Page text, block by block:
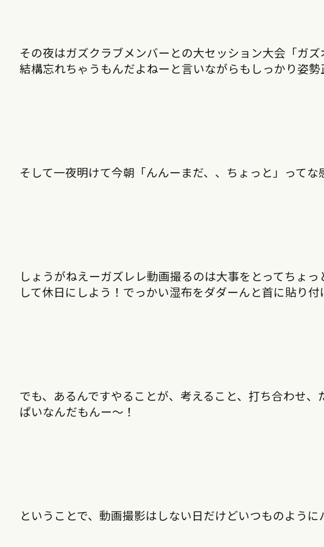
その夜はガズクラブメンバーとの大セッション大会「ガ
結構忘れちゃうもんだよねーと言いながらもしっかり姿勢
そして一夜明けて今朝「んんーまだ、、ちょっと」ってな
しょうがねえーガズレレ動画撮るのは大事をとってちょ
して休日にしよう！でっかい湿布をダダーんと首に貼り
でも、あるんですやることが、考えること、打ち合わせ
ぱいなんだもんー〜！
ということで、動画撮影はしない日だけどいつものよう